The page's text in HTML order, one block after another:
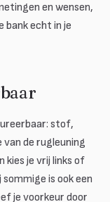
en wensen,
echt in je
stof,
van de rugleuning
kies je vrij links of
is ook een
je voorkeur door